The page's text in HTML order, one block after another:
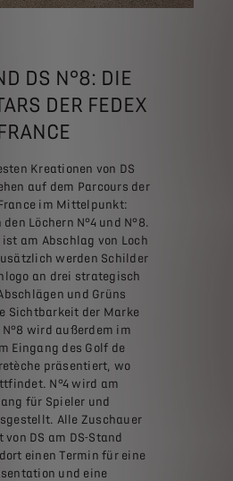
DS N°8: DIE
DER FEDEX
Kreationen von DS
auf dem Parcours der
im Mittelpunkt:
Löchern N°4 und N°8.
ist am Abschlag von Loch
werden Schilder
an drei strategisch
und Grüns
Sichtbarkeit der Marke
wird außerdem im
Eingang des Golf de
präsentiert, wo
N°4 wird am
für Spieler und
Alle Zuschauer
von DS am DS-Stand
einen Termin für eine
und eine